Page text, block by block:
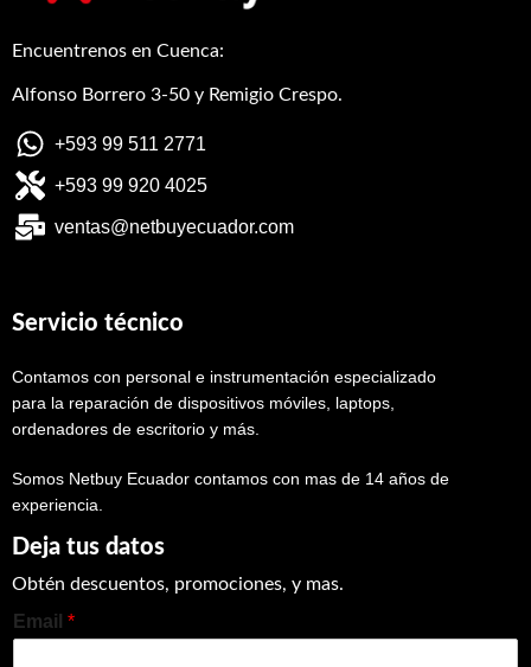
Encuentrenos en Cuenca:
Alfonso Borrero 3-50 y Remigio Crespo.
+593 99 511 2771
+593 99 920 4025
ventas@netbuyecuador.com
Servicio técnico
Contamos con personal e instrumentación especializado
para la reparación de dispositivos móviles, laptops,
ordenadores de escritorio y más.
Somos Netbuy Ecuador contamos con mas de 14 años de
experiencia.
Deja tus datos
Obtén descuentos, promociones, y mas.
Email *